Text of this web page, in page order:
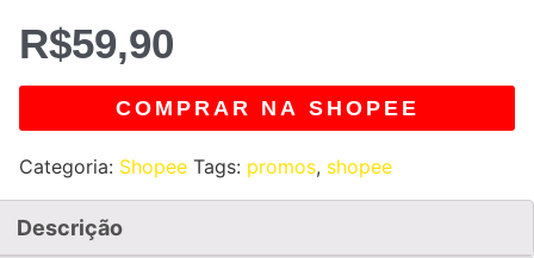
R$59,90
COMPRAR NA SHOPEE
Categoria: Shopee Tags: promos, shopee
Descrição